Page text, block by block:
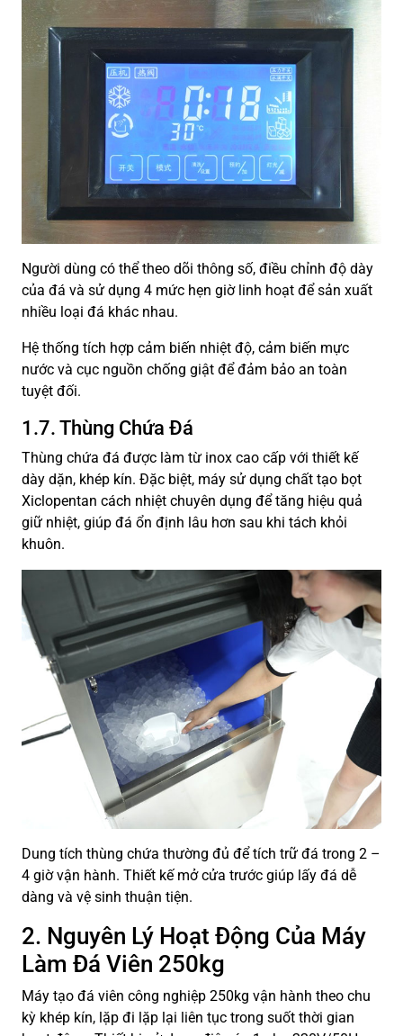
Người dùng có thể theo dõi thông số, điều chỉnh độ dày
của đá và sử dụng 4 mức hẹn giờ linh hoạt để sản xuất
nhiều loại đá khác nhau.
Hệ thống tích hợp cảm biến nhiệt độ, cảm biến mực
nước và cục nguồn chống giật để đảm bảo an toàn
tuyệt đối.
1.7. Thùng Chứa Đá
Thùng chứa đá được làm từ inox cao cấp với thiết kế
dày dặn, khép kín. Đặc biệt, máy sử dụng chất tạo bọt
Xiclopentan cách nhiệt chuyên dụng để tăng hiệu quả
giữ nhiệt, giúp đá ổn định lâu hơn sau khi tách khỏi
khuôn.
Dung tích thùng chứa thường đủ để tích trữ đá trong 2 –
4 giờ vận hành. Thiết kế mở cửa trước giúp lấy đá dễ
dàng và vệ sinh thuận tiện.
2. Nguyên Lý Hoạt Động Của Máy
Làm Đá Viên 250kg
Máy tạo đá viên công nghiệp 250kg vận hành theo chu
kỳ khép kín, lặp đi lặp lại liên tục trong suốt thời gian